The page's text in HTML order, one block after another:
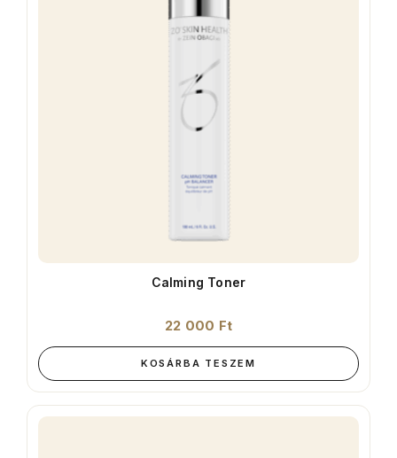
Calming Toner
22 000 Ft
KOSÁRBA TESZEM